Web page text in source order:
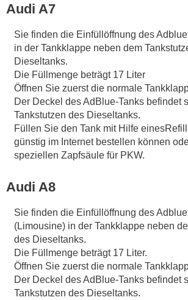
Audi A7
Sie finden die Einfüllöffnung des
in der Tankklappe neben dem
Dieseltanks.
Die Füllmenge beträgt 17 Liter
Öffnen Sie zuerst die normale
Der Deckel des AdBlue-Tanks befindet
Tankstutzen des Dieseltanks.
Füllen Sie den Tank mit Hilfe
günstig im Internet bestellen können
speziellen Zapfsäule für PKW.
Audi A8
Sie finden die Einfüllöffnung des
(Limousine) in der Tankklappe neben
des Dieseltanks.
Die Füllmenge beträgt 17 Liter.
Öffnen Sie zuerst die normale
Der Deckel des AdBlue-Tanks befindet
Tankstutzen des Dieseltanks.